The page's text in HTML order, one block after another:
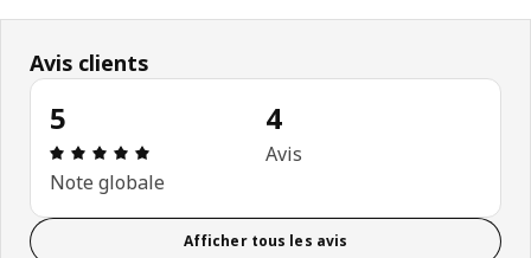
Avis clients
5
Avis: 5 sur 5 étoiles Nombre total d'avis: 4
Note globale
4
Avis
Afficher tous les avis